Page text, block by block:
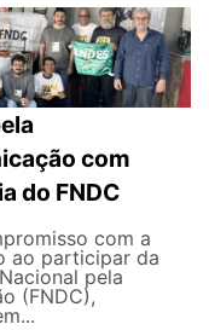
com
do FNDC
com a
ao participar da
pela
(FNDC),